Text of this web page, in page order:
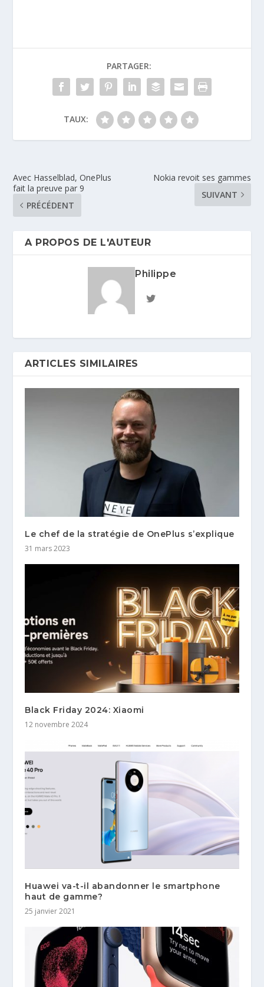
PARTAGER:
TAUX:
Avec Hasselblad, OnePlus
fait la preuve par 9
PRÉCÉDENT
Nokia revoit ses gammes
SUIVANT
A PROPOS DE L'AUTEUR
Philippe
ARTICLES SIMILAIRES
Le chef de la stratégie de OnePlus s’explique
31 mars 2023
Black Friday 2024: Xiaomi
12 novembre 2024
Huawei va-t-il abandonner le smartphone
haut de gamme?
25 janvier 2021